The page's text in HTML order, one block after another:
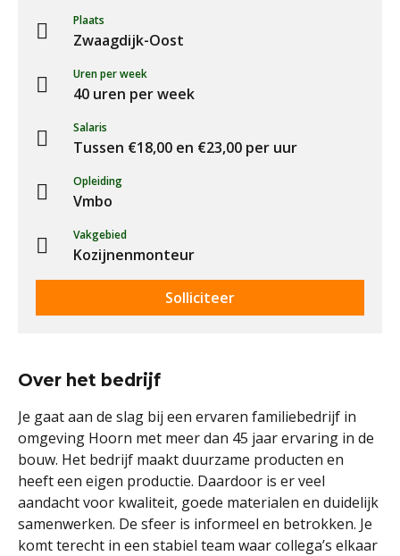
Plaats
Zwaagdijk-Oost
Uren per week
40 uren per week
Salaris
Tussen €18,00 en €23,00 per uur
Opleiding
Vmbo
Vakgebied
Kozijnenmonteur
Solliciteer
Over het bedrijf
Je gaat aan de slag bij een ervaren familiebedrijf in
omgeving Hoorn met meer dan 45 jaar ervaring in de
bouw. Het bedrijf maakt duurzame producten en
heeft een eigen productie. Daardoor is er veel
aandacht voor kwaliteit, goede materialen en duidelijk
samenwerken. De sfeer is informeel en betrokken. Je
komt terecht in een stabiel team waar collega’s elkaar